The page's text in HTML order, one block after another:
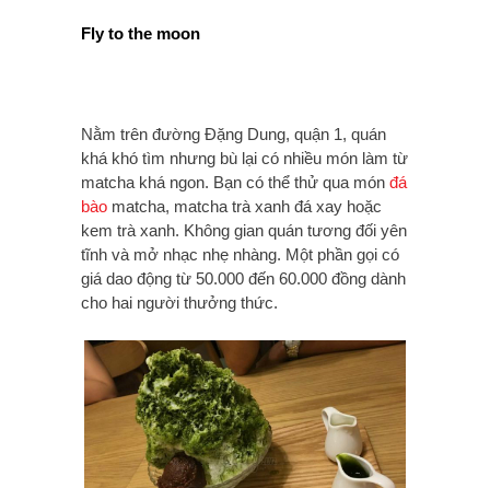
Fly to the moon
Nằm trên đường Đặng Dung, quận 1, quán
khá khó tìm nhưng bù lại có nhiều món làm từ
matcha khá ngon. Bạn có thể thử qua món đá
bào matcha, matcha trà xanh đá xay hoặc
kem trà xanh. Không gian quán tương đối yên
tĩnh và mở nhạc nhẹ nhàng. Một phần gọi có
giá dao động từ 50.000 đến 60.000 đồng dành
cho hai người thưởng thức.